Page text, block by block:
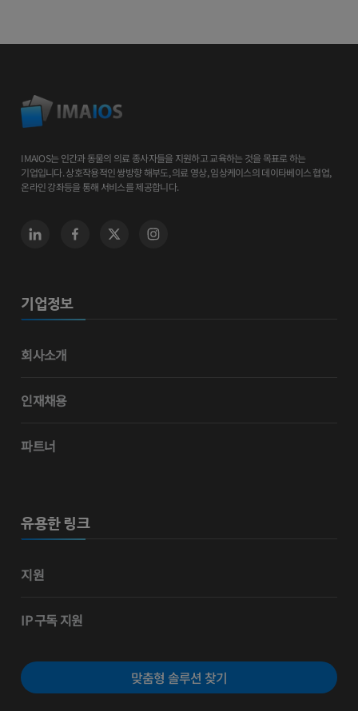
IMAIOS는 인간과 동물의 의료 종사자들을 지원하고 교육하는 것을 목표로 하는
기업입니다. 상호작용적인 쌍방향 해부도, 의료 영상, 임상케이스의 데이타베이스 협업,
온라인 강좌등을 통해 서비스를 제공합니다.
기업정보
회사소개
인재채용
파트너
유용한 링크
지원
IP 구독 지원
맞춤형 솔루션 찾기